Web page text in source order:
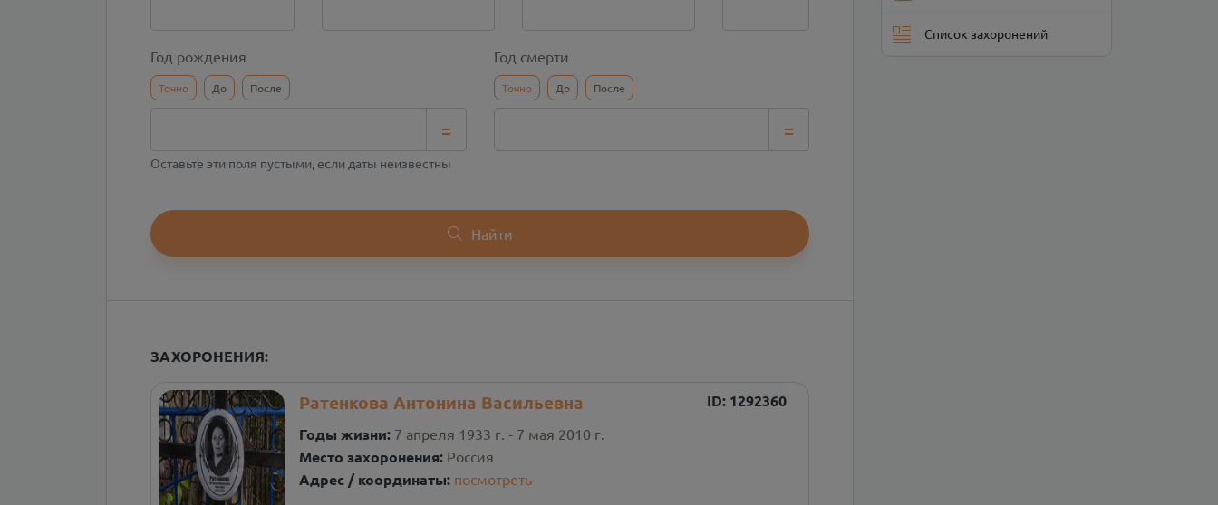
Год рождения
Точно До После
=
Год смерти
Точно До После
=
Оставьте эти поля пустыми, если даты неизвестны
Найти
ЗАХОРОНЕНИЯ:
Ратенкова Антонина Васильевна ID: 1292360
Годы жизни: 7 апреля 1933 г. - 7 мая 2010 г.
Место захоронения: Россия
Адрес / координаты: посмотреть
Список захоронений